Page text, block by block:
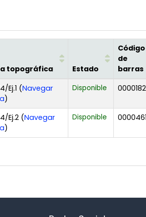
topográfica Estado
Código
de
barras
Ej.1 (Navegar
(Abre debajo)
)
Disponible 0000182
Ej.2 (Navegar
(Abre debajo)
)
Disponible 0000461